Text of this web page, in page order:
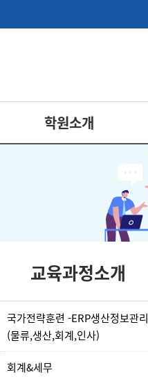
학원소개
교육과정소개
국가전략훈련 -ERP생산정보관리
(물류,생산,회계,인사)
회계&세무